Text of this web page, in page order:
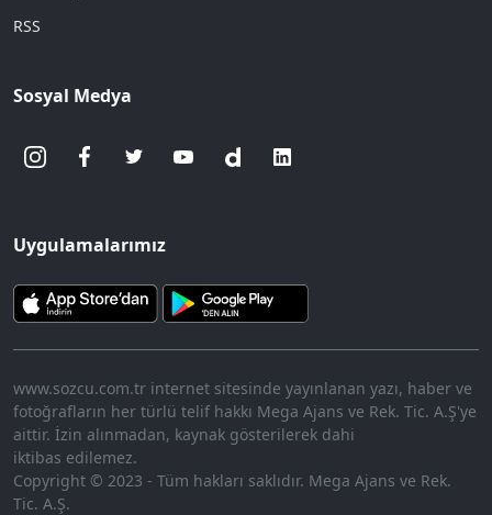
RSS
Sosyal Medya
Uygulamalarımız
www.sozcu.com.tr internet sitesinde yayınlanan yazı, haber ve
fotoğrafların her türlü telif hakkı Mega Ajans ve Rek. Tic. A.Ş'ye
aittir. İzin alınmadan, kaynak gösterilerek dahi
iktibas edilemez.
Copyright © 2023 - Tüm hakları saklıdır. Mega Ajans ve Rek.
Tic. A.Ş.